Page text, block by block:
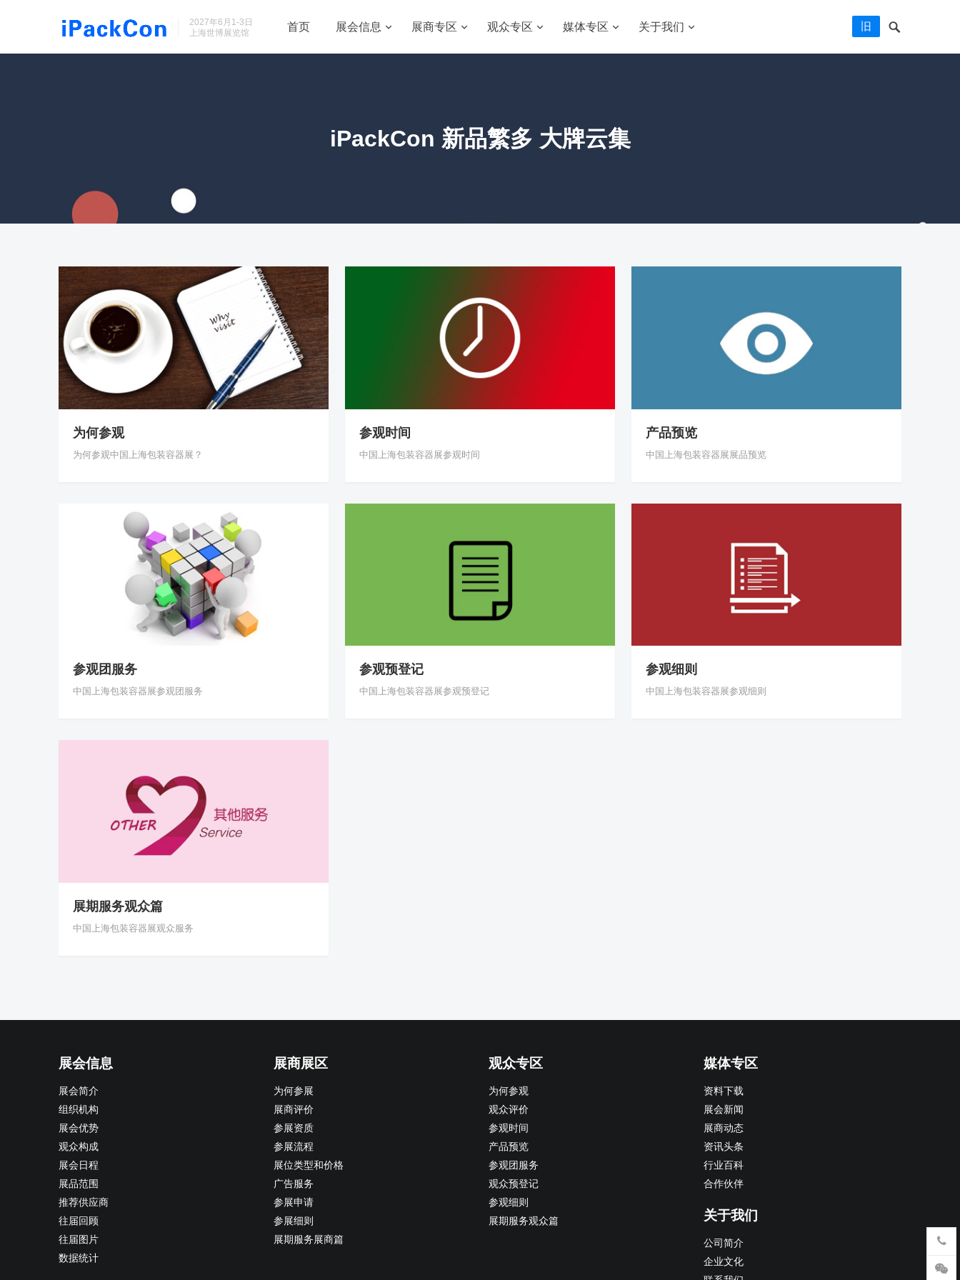
2027年6月1-3日
上海世博展览馆
首页 展会信息 展商专区 观众专区 媒体专区 关于我们 旧
iPackCon 新品繁多 大牌云集
为何参观
为何参观中国上海包装容器展？
参观时间
中国上海包装容器展参观时间
产品预览
中国上海包装容器展展品预览
参观团服务
中国上海包装容器展参观团服务
参观预登记
中国上海包装容器展参观预登记
参观细则
中国上海包装容器展参观细则
展期服务观众篇
中国上海包装容器展观众服务
展会信息
展会简介
组织机构
展会优势
观众构成
展会日程
展品范围
推荐供应商
往届回顾
往届图片
数据统计
展商展区
为何参展
展商评价
参展资质
参展流程
展位类型和价格
广告服务
参展申请
参展细则
展期服务展商篇
观众专区
为何参观
观众评价
参观时间
产品预览
参观团服务
观众预登记
参观细则
展期服务观众篇
媒体专区
资料下载
展会新闻
展商动态
资讯头条
行业百科
合作伙伴
关于我们
公司简介
企业文化